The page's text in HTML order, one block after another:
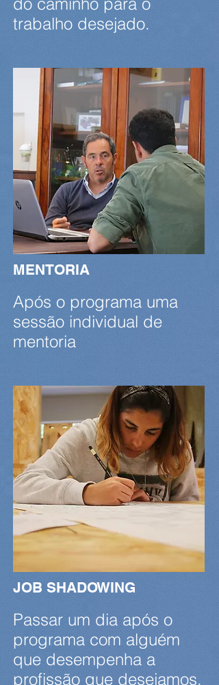
trabalho desejado.
MENTORIA
Após o programa uma
sessão individual de
mentoria
JOB SHADOWING
Passar um dia após o
programa com alguém
que desempenha a
profissão que desejamos.